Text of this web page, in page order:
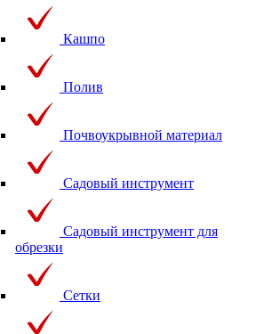
Кашпо
Полив
Почвоукрывной материал
Садовый инструмент
Садовый инструмент для
обрезки
Сетки